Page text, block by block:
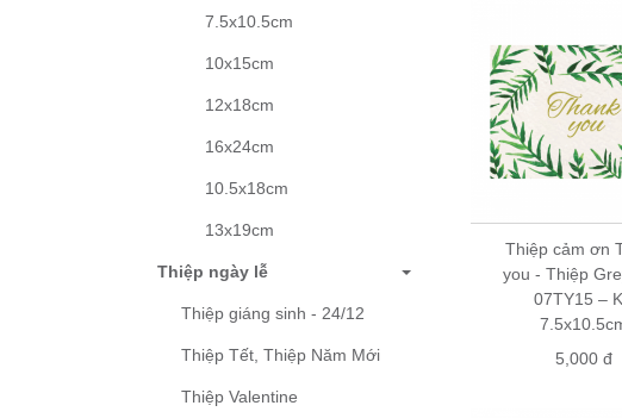
7.5x10.5cm
10x15cm
12x18cm
16x24cm
10.5x18cm
13x19cm
Thiệp ngày lễ
Thiệp giáng sinh - 24/12
Thiệp Tết, Thiệp Năm Mới
Thiệp Valentine
Mua lẻ tại cửa
sách và cửa
Mua sỉ: vui lòng
Birthday Grey 09BD60
Thiệp cảm ơn
you - Thiệp
07TY15 –
5,000 đ